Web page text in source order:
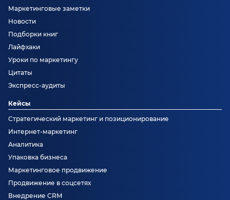
Маркетинговые заметки
Новости
Подборки книг
Лайфхаки
Уроки по маркетингу
Цитаты
Экспресс-аудиты
Кейсы
Стратегический маркетинг и позиционирование
Интернет-маркетинг
Аналитика
Упаковка бизнеса
Маркетинговое продвижение
Продвижение в соцсетях
Внедрение CRM